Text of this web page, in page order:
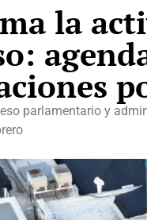
la
parlamentario y